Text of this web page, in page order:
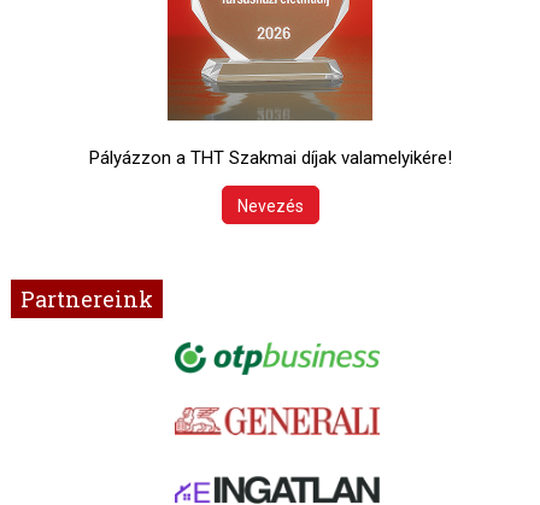
Pályázzon a THT Szakmai díjak valamelyikére!
Nevezés
Partnereink